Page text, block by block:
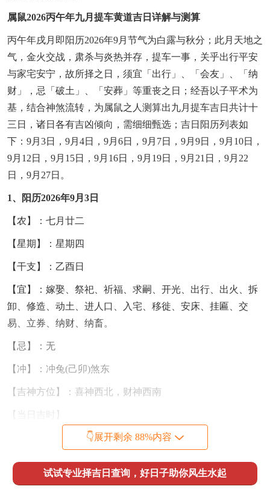
属鼠2026丙午年九月提车黄道吉日详解与测算
丙午年戌月即阳历2026年9月节气为白露与秋分；此月天地之
气，金火交战，肃杀与炎热并存，提车一事，关乎出行平安
与家宅安宁，故所择之日，须宜「出行」、「会友」、「纳
财」，忌「破土」、「安葬」等重丧之日；经吾以子平术为
基，结合神煞流转，为属鼠之人测算出九月提车吉日共计十
三日，诸日各有吉凶倾向，需细细甄选；吉日阳历列表如
下：9月3日，9月4日，9月6日，9月7日，9月9日，9月10日，
9月12日，9月15日，9月16日，9月19日，9月21日，9月22
日，9月27日。
1、阳历2026年9月3日
【农】：七月廿二
【星期】：星期四
【干支】：乙酉日
【宜】：嫁娶、祭祀、祈福、求嗣、开光、出行、出火、拆
卸、修造、动土、进人口、入宅、移徙、安床、挂匾、交
易、立券、纳财、纳畜。
【忌】：无
【冲】：冲兔(己卯)煞东
【吉神方位】：喜神西北，财神西南
子时(23：00-00：59)
寅时(03：00-04：59)
辰时(07：00-08：59)
👇展开剩余 88%内容
试试专业择吉日查询，好日子助你风生水起